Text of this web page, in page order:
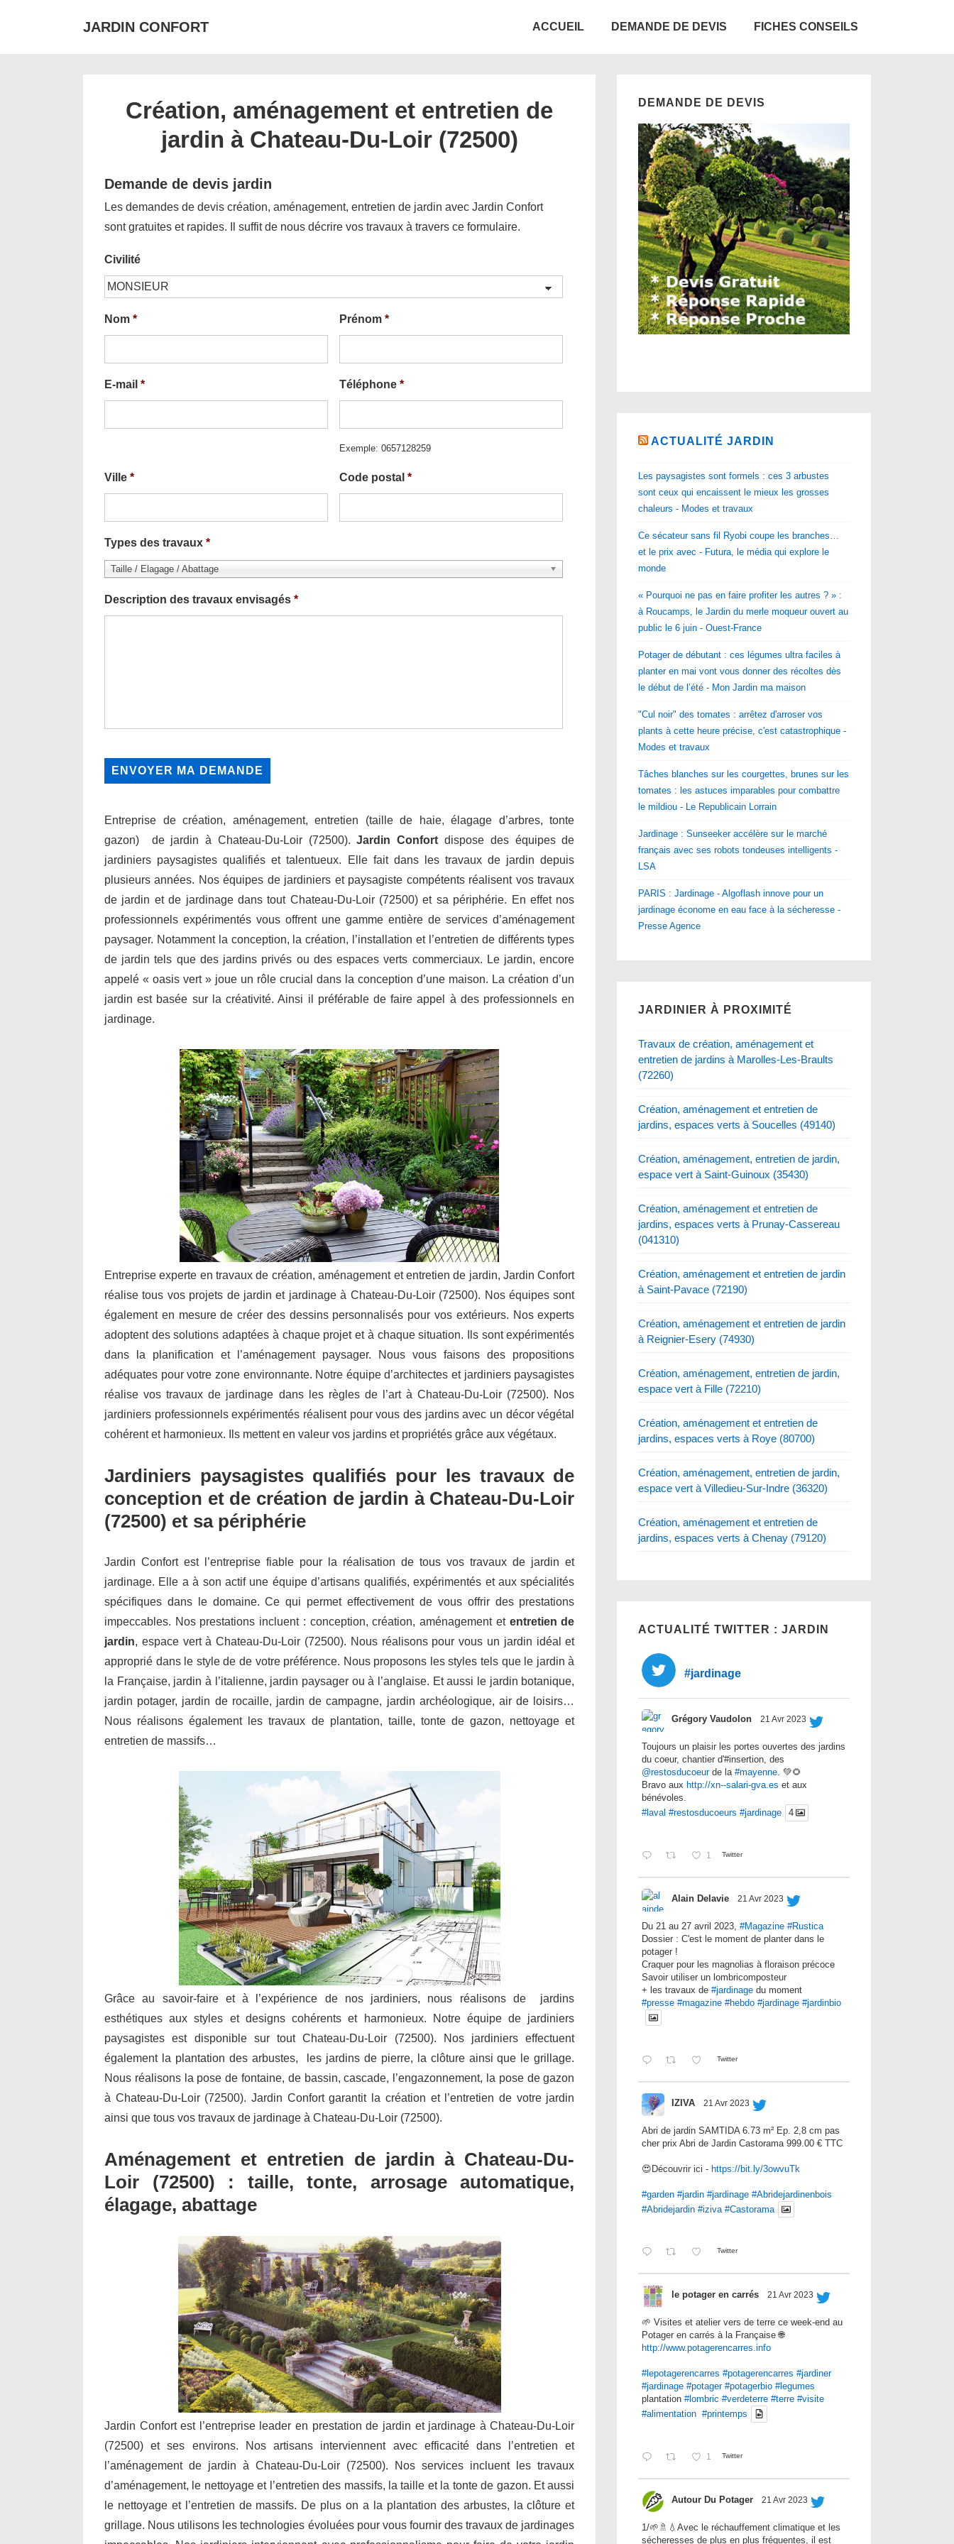
JARDIN CONFORT ACCUEIL DEMANDE DE DEVIS FICHES CONSEILS
Création, aménagement et entretien de
jardin à Chateau-Du-Loir (72500)
Demande de devis jardin
Les demandes de devis création, aménagement, entretien de jardin avec Jardin Confort
sont gratuites et rapides. Il suffit de nous décrire vos travaux à travers ce formulaire.
Civilité
Nom * Prénom *
E-mail * Téléphone *
Exemple: 0657128259
Ville * Code postal *
Types des travaux *
Taille / Elagage / Abattage
Description des travaux envisagés *
Entreprise de création, aménagement, entretien (taille de haie, élagage d’arbres, tonte
gazon) de jardin à Chateau-Du-Loir (72500).Jardin Confort dispose des équipes de
jardiniers paysagistes qualifiés et talentueux. Elle fait dans les travaux de jardin depuis
plusieurs années. Nos équipes de jardiniers et paysagiste compétents réalisent vos travaux
de jardin et de jardinage dans tout Chateau-Du-Loir (72500) et sa périphérie. En effet nos
professionnels expérimentés vous offrent une gamme entière de services d’aménagement
paysager. Notamment la conception, la création, l’installation et l’entretien de différents types
de jardin tels que des jardins privés ou des espaces verts commerciaux. Le jardin, encore
appelé « oasis vert » joue un rôle crucial dans la conception d’une maison. La création d’un
jardin est basée sur la créativité. Ainsi il préférable de faire appel à des professionnels en
jardinage.
Entreprise experte en travaux de création, aménagement et entretien de jardin, Jardin Confort
réalise tous vos projets de jardin et jardinage à Chateau-Du-Loir (72500). Nos équipes sont
également en mesure de créer des dessins personnalisés pour vos extérieurs. Nos experts
adoptent des solutions adaptées à chaque projet et à chaque situation. Ils sont expérimentés
dans la planification et l’aménagement paysager. Nous vous faisons des propositions
adéquates pour votre zone environnante. Notre équipe d’architectes et jardiniers paysagistes
réalise vos travaux de jardinage dans les règles de l’art à Chateau-Du-Loir (72500). Nos
jardiniers professionnels expérimentés réalisent pour vous des jardins avec un décor végétal
cohérent et harmonieux. Ils mettent en valeur vos jardins et propriétés grâce aux végétaux.
Jardiniers paysagistes qualifiés pour les travaux de
conception et de création de jardin à Chateau-Du-Loir
(72500) et sa périphérie
Jardin Confort est l’entreprise fiable pour la réalisation de tous vos travaux de jardin et
jardinage. Elle a à son actif une équipe d’artisans qualifiés, expérimentés et aux spécialités
spécifiques dans le domaine. Ce qui permet effectivement de vous offrir des prestations
impeccables. Nos prestations incluent : conception, création, aménagement et entretien de
jardin, espace vert à Chateau-Du-Loir (72500). Nous réalisons pour vous un jardin idéal et
approprié dans le style de de votre préférence. Nous proposons les styles tels que le jardin à
la Française, jardin à l’italienne, jardin paysager ou à l’anglaise. Et aussi le jardin botanique,
jardin potager, jardin de rocaille, jardin de campagne, jardin archéologique, air de loisirs…
Nous réalisons également les travaux de plantation, taille, tonte de gazon, nettoyage et
entretien de massifs…
Grâce au savoir-faire et à l’expérience de nos jardiniers, nous réalisons de jardins
esthétiques aux styles et designs cohérents et harmonieux. Notre équipe de jardiniers
paysagistes est disponible sur tout Chateau-Du-Loir (72500). Nos jardiniers effectuent
également la plantation des arbustes, les jardins de pierre, la clôture ainsi que le grillage.
Nous réalisons la pose de fontaine, de bassin, cascade, l’engazonnement, la pose de gazon
à Chateau-Du-Loir (72500). Jardin Confort garantit la création et l’entretien de votre jardin
ainsi que tous vos travaux de jardinage à Chateau-Du-Loir (72500).
Aménagement et entretien de jardin à Chateau-Du-
Loir (72500) : taille, tonte, arrosage automatique,
élagage, abattage
Jardin Confort est l’entreprise leader en prestation de jardin et jardinage à Chateau-Du-Loir
(72500) et ses environs. Nos artisans interviennent avec efficacité dans l’entretien et
l’aménagement de jardin à Chateau-Du-Loir (72500). Nos services incluent les travaux
d’aménagement, le nettoyage et l’entretien des massifs, la taille et la tonte de gazon. Et aussi
le nettoyage et l’entretien de massifs. De plus on a la plantation des arbustes, la clôture et
grillage. Nous utilisons les technologies évoluées pour vous fournir des travaux de jardinages
DEMANDE DE DEVIS
ACTUALITÉ JARDIN
Les paysagistes sont formels : ces 3 arbustes
sont ceux qui encaissent le mieux les grosses
chaleurs - Modes et travaux
Ce sécateur sans fil Ryobi coupe les branches…
et le prix avec - Futura, le média qui explore le
monde
« Pourquoi ne pas en faire profiter les autres ? » :
à Roucamps, le Jardin du merle moqueur ouvert au
public le 6 juin - Ouest-France
Potager de débutant : ces légumes ultra faciles à
planter en mai vont vous donner des récoltes dès
le début de l’été - Mon Jardin ma maison
"Cul noir" des tomates : arrêtez d'arroser vos
plants à cette heure précise, c'est catastrophique -
Modes et travaux
Tâches blanches sur les courgettes, brunes sur les
tomates : les astuces imparables pour combattre
le mildiou - Le Republicain Lorrain
Jardinage : Sunseeker accélère sur le marché
français avec ses robots tondeuses intelligents -
LSA
PARIS : Jardinage - Algoflash innove pour un
jardinage économe en eau face à la sécheresse -
Presse Agence
JARDINIER À PROXIMITÉ
Travaux de création, aménagement et
entretien de jardins à Marolles-Les-Braults
(72260)
Création, aménagement et entretien de
jardins, espaces verts à Soucelles (49140)
Création, aménagement, entretien de jardin,
espace vert à Saint-Guinoux (35430)
Création, aménagement et entretien de
jardins, espaces verts à Prunay-Cassereau
(041310)
Création, aménagement et entretien de jardin
à Saint-Pavace (72190)
Création, aménagement et entretien de jardin
à Reignier-Esery (74930)
Création, aménagement, entretien de jardin,
espace vert à Fille (72210)
Création, aménagement et entretien de
jardins, espaces verts à Roye (80700)
Création, aménagement, entretien de jardin,
espace vert à Villedieu-Sur-Indre (36320)
Création, aménagement et entretien de
jardins, espaces verts à Chenay (79120)
ACTUALITÉ TWITTER : JARDIN
#jardinage
Grégory Vaudolon 21 Avr 2023
Toujours un plaisir les portes ouvertes des jardins
du coeur, chantier d'#insertion, des
@restosducoeurde la#mayenne. 💚🌻
Bravo aux http://xn--salari-gva.es et aux
bénévoles.
#laval #restosducoeurs #jardinage 4
1 Twitter
Alain Delavie 21 Avr 2023
Du 21 au 27 avril 2023,#Magazine #Rustica
Dossier : C'est le moment de planter dans le
potager !
Craquer pour les magnolias à floraison précoce
Savoir utiliser un lombricomposteur
+ les travaux de#jardinage du moment
#presse #magazine #hebdo #jardinage #jardinbio
Twitter
IZIVA 21 Avr 2023
Abri de jardin SAMTIDA 6.73 m² Ep. 2,8 cm pas
cher prix Abri de Jardin Castorama 999.00 € TTC
😍Découvrir ici - https://bit.ly/3owvuTk
#garden #jardin #jardinage #Abridejardinenbois
#Abridejardin #iziva #Castorama
Twitter
le potager en carrés 21 Avr 2023
🌱 Visites et atelier vers de terre ce week-end au
Potager en carrés à la Française 🌐
http://www.potagerencarres.info
#lepotagerencarres #potagerencarres #jardiner
#jardinage #potager #potagerbio #legumes
plantation#lombric #verdeterre #terre #visite
#alimentation #printemps
1 Twitter
Autour Du Potager 21 Avr 2023
1/🌱🚿💧Avec le réchauffement climatique et les
sécheresses de plus en plus fréquentes, il est